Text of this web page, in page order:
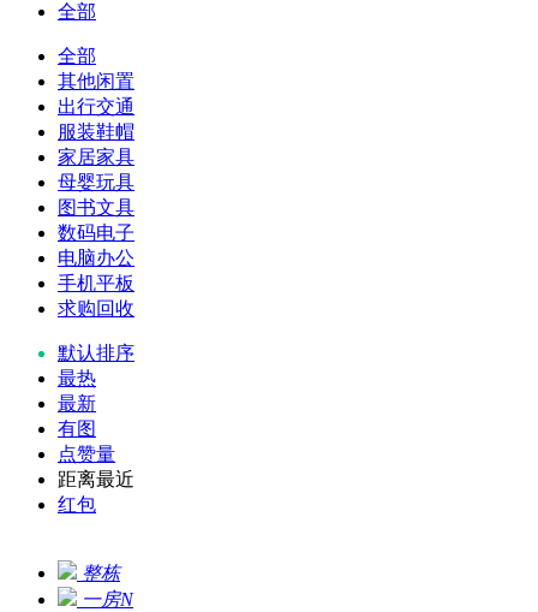
全部
全部
其他闲置
出行交通
服装鞋帽
家居家具
母婴玩具
图书文具
数码电子
电脑办公
手机平板
求购回收
默认排序
最热
最新
有图
点赞量
距离最近
红包
整栋
一房N